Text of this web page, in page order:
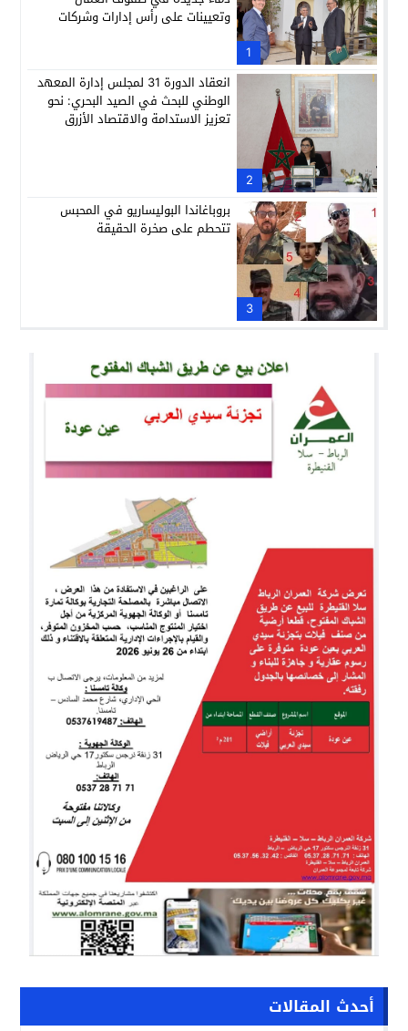
1
وتعيينات على رأس إدارات وشركات
2
انعقاد الدورة 31 لمجلس إدارة المعهد
الوطني للبحث في الصيد البحري: نحو
تعزيز الاستدامة والاقتصاد الأزرق
3
بروباغاندا البوليساريو في المحبس
تتحطم على صخرة الحقيقة
أحدث المقالات